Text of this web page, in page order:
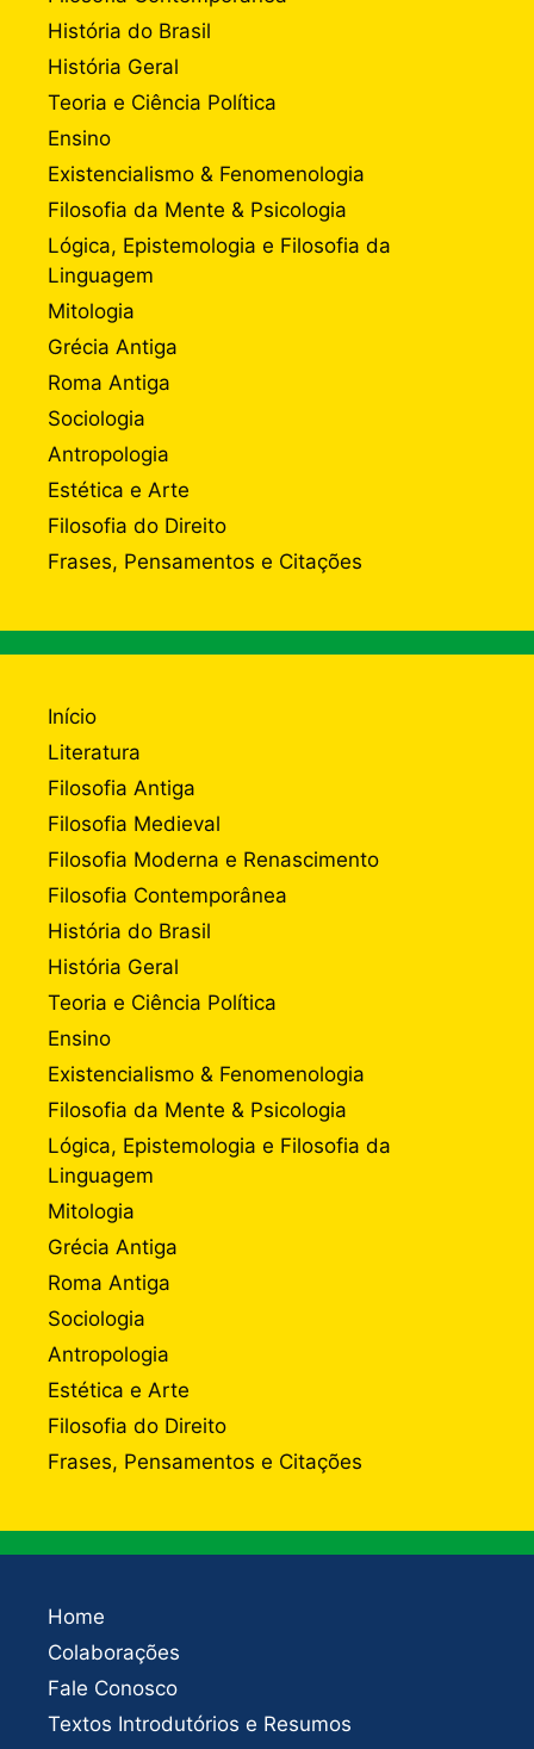
História do Brasil
História Geral
Teoria e Ciência Política
Ensino
Existencialismo & Fenomenologia
Filosofia da Mente & Psicologia
Lógica, Epistemologia e Filosofia da
Linguagem
Mitologia
Grécia Antiga
Roma Antiga
Sociologia
Antropologia
Estética e Arte
Filosofia do Direito
Frases, Pensamentos e Citações
Início
Literatura
Filosofia Antiga
Filosofia Medieval
Filosofia Moderna e Renascimento
Filosofia Contemporânea
História do Brasil
História Geral
Teoria e Ciência Política
Ensino
Existencialismo & Fenomenologia
Filosofia da Mente & Psicologia
Lógica, Epistemologia e Filosofia da
Linguagem
Mitologia
Grécia Antiga
Roma Antiga
Sociologia
Antropologia
Estética e Arte
Filosofia do Direito
Frases, Pensamentos e Citações
Home
Colaborações
Fale Conosco
Textos Introdutórios e Resumos